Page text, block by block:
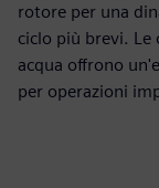
rotore per una
ciclo più brevi. Le
acqua offrono
per operazioni